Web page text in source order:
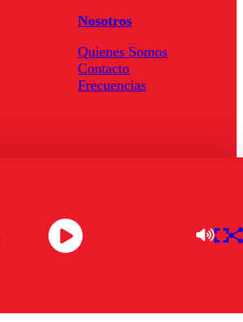
Nosotros
Quienes Somos
Contacto
Frecuencias
Descarga la APP